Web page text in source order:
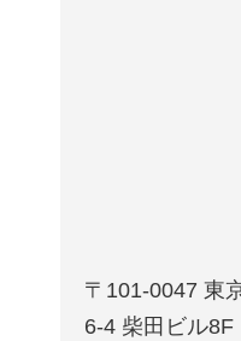
〒101-0047 東
6-4 柴田ビル8F